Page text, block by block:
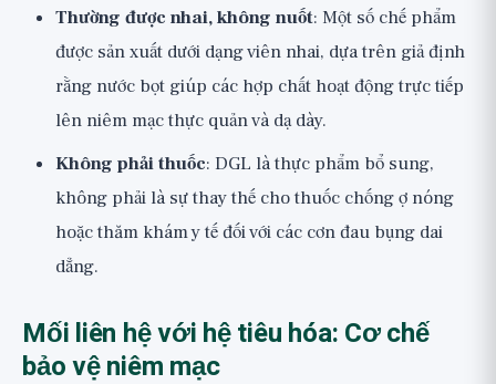
Thường được nhai, không nuốt: Một số chế phẩm
được sản xuất dưới dạng viên nhai, dựa trên giả định
rằng nước bọt giúp các hợp chất hoạt động trực tiếp
lên niêm mạc thực quản và dạ dày.
Không phải thuốc: DGL là thực phẩm bổ sung,
không phải là sự thay thế cho thuốc chống ợ nóng
hoặc thăm khám y tế đối với các cơn đau bụng dai
dẳng.
Mối liên hệ với hệ tiêu hóa: Cơ chế
bảo vệ niêm mạc